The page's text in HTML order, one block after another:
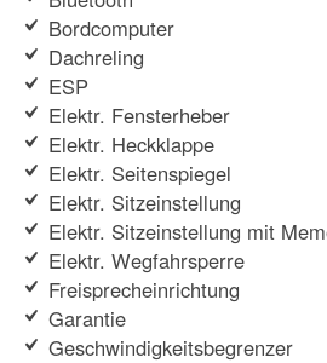
Bordcomputer
Dachreling
ESP
Elektr. Fensterheber
Elektr. Heckklappe
Elektr. Seitenspiegel
Elektr. Sitzeinstellung
Elektr. Sitzeinstellung mit
Elektr. Wegfahrsperre
Freisprecheinrichtung
Garantie
Geschwindigkeitsbegrenzer